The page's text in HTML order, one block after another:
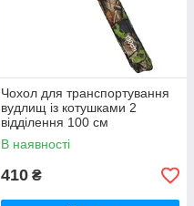
Чохол для транспортування
вудлищ із котушками 2
відділення 100 см
В наявності
410 ₴